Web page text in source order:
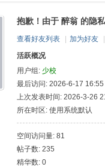
抱歉！由于 醉翁 的隐
查看好友列表 加为好友
活跃概况
用户组: 少校
最后访问: 2026-6-17 16:55
上次发表时间: 2026-3-26
所在时区: 使用系统默认
空间访问量: 81
帖子数: 235
精华数: 0